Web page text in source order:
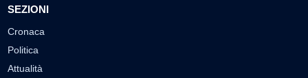
SEZIONI
Cronaca
Politica
Attualità